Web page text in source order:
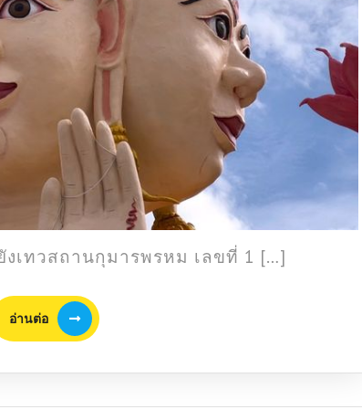
เทพ
ตา
ลูก
ศิษย์
ถูก
หวย
กว่า
1.2
ล้าน!
เทวสถานกุมารพรหม เลขที่ 1 […]
อ่านต่อ
อ่าน
ต่อ